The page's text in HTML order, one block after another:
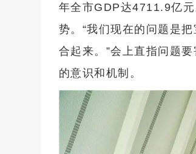
年全市GDP达4711.9亿
势。“我们现在的问题是
合起来。”会上直指问题
的意识和机制。